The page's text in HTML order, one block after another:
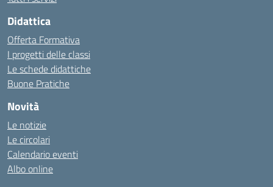
Didattica
Offerta Formativa
I progetti delle classi
Le schede didattiche
Buone Pratiche
Novità
Le notizie
Le circolari
Calendario eventi
Albo online